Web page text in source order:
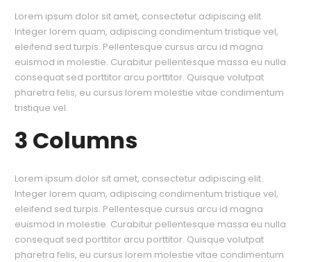
Lorem ipsum dolor sit amet, consectetur adipiscing elit.
Integer lorem quam, adipiscing condimentum tristique vel,
eleifend sed turpis. Pellentesque cursus arcu id magna
euismod in molestie. Curabitur pellentesque massa eu nulla
consequat sed porttitor arcu porttitor. Quisque volutpat
pharetra felis, eu cursus lorem molestie vitae condimentum
tristique vel.
3 Columns
Lorem ipsum dolor sit amet, consectetur adipiscing elit.
Integer lorem quam, adipiscing condimentum tristique vel,
eleifend sed turpis. Pellentesque cursus arcu id magna
euismod in molestie. Curabitur pellentesque massa eu nulla
consequat sed porttitor arcu porttitor. Quisque volutpat
pharetra felis, eu cursus lorem molestie vitae condimentum